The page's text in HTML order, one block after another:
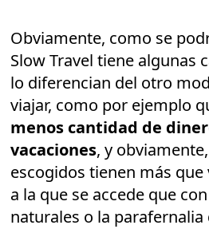
Obviamente, como se
Slow Travel tiene algunas
lo diferencian del otro
viajar, como por ejemplo
menos cantidad de
vacaciones, y
escogidos tienen más
a la que se accede que
naturales o la parafernalia